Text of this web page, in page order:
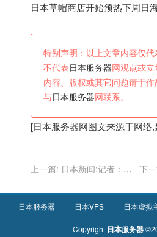
日本草帽商店开始预热下周日
特别声明：以上文章内容仅代
不代表 日本服务器 网观点或
内容、版权或其它问题请于作
与 日本服务器 网联系。
[日本服务器网图文来源于网络
上一篇: 日本新闻:记者：国
不接剩余比赛谁去踢仍是问
题
下
增
日本服务器 日本VPS 日本虚拟
Copyright 日本服务器